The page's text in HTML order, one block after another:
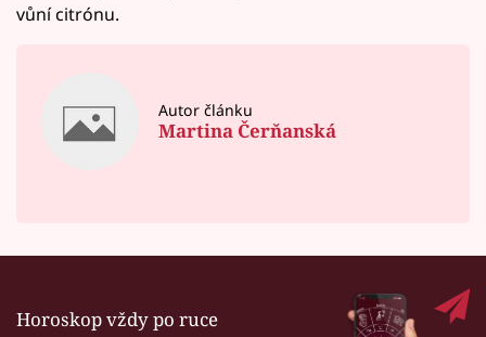
vůní citrónu.
Autor článku
Martina Čerňanská
Horoskop vždy po ruce